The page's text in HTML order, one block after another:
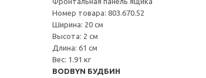
Номер товара: 803.670.52
Ширина: 20 см
Высота: 2 см
Длина: 61 см
Вес: 1.91 кг
BODBYN БУДБИН